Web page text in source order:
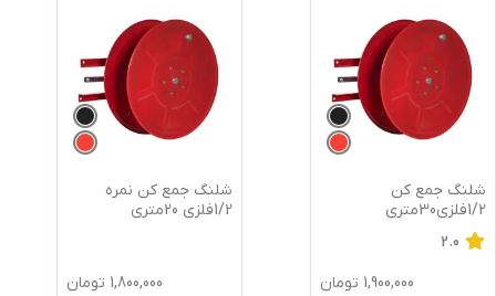
شلنگ جمع کن
1/2فلزی30متری
2.0
1,900,000 تومان
شلنگ جمع کن نمره
1/2فلزی 20متری
1,800,000 تومان